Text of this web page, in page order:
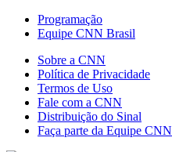
Programação
Equipe CNN Brasil
Sobre a CNN
Política de Privacidade
Termos de Uso
Fale com a CNN
Distribuição do Sinal
Faça parte da Equipe CNN